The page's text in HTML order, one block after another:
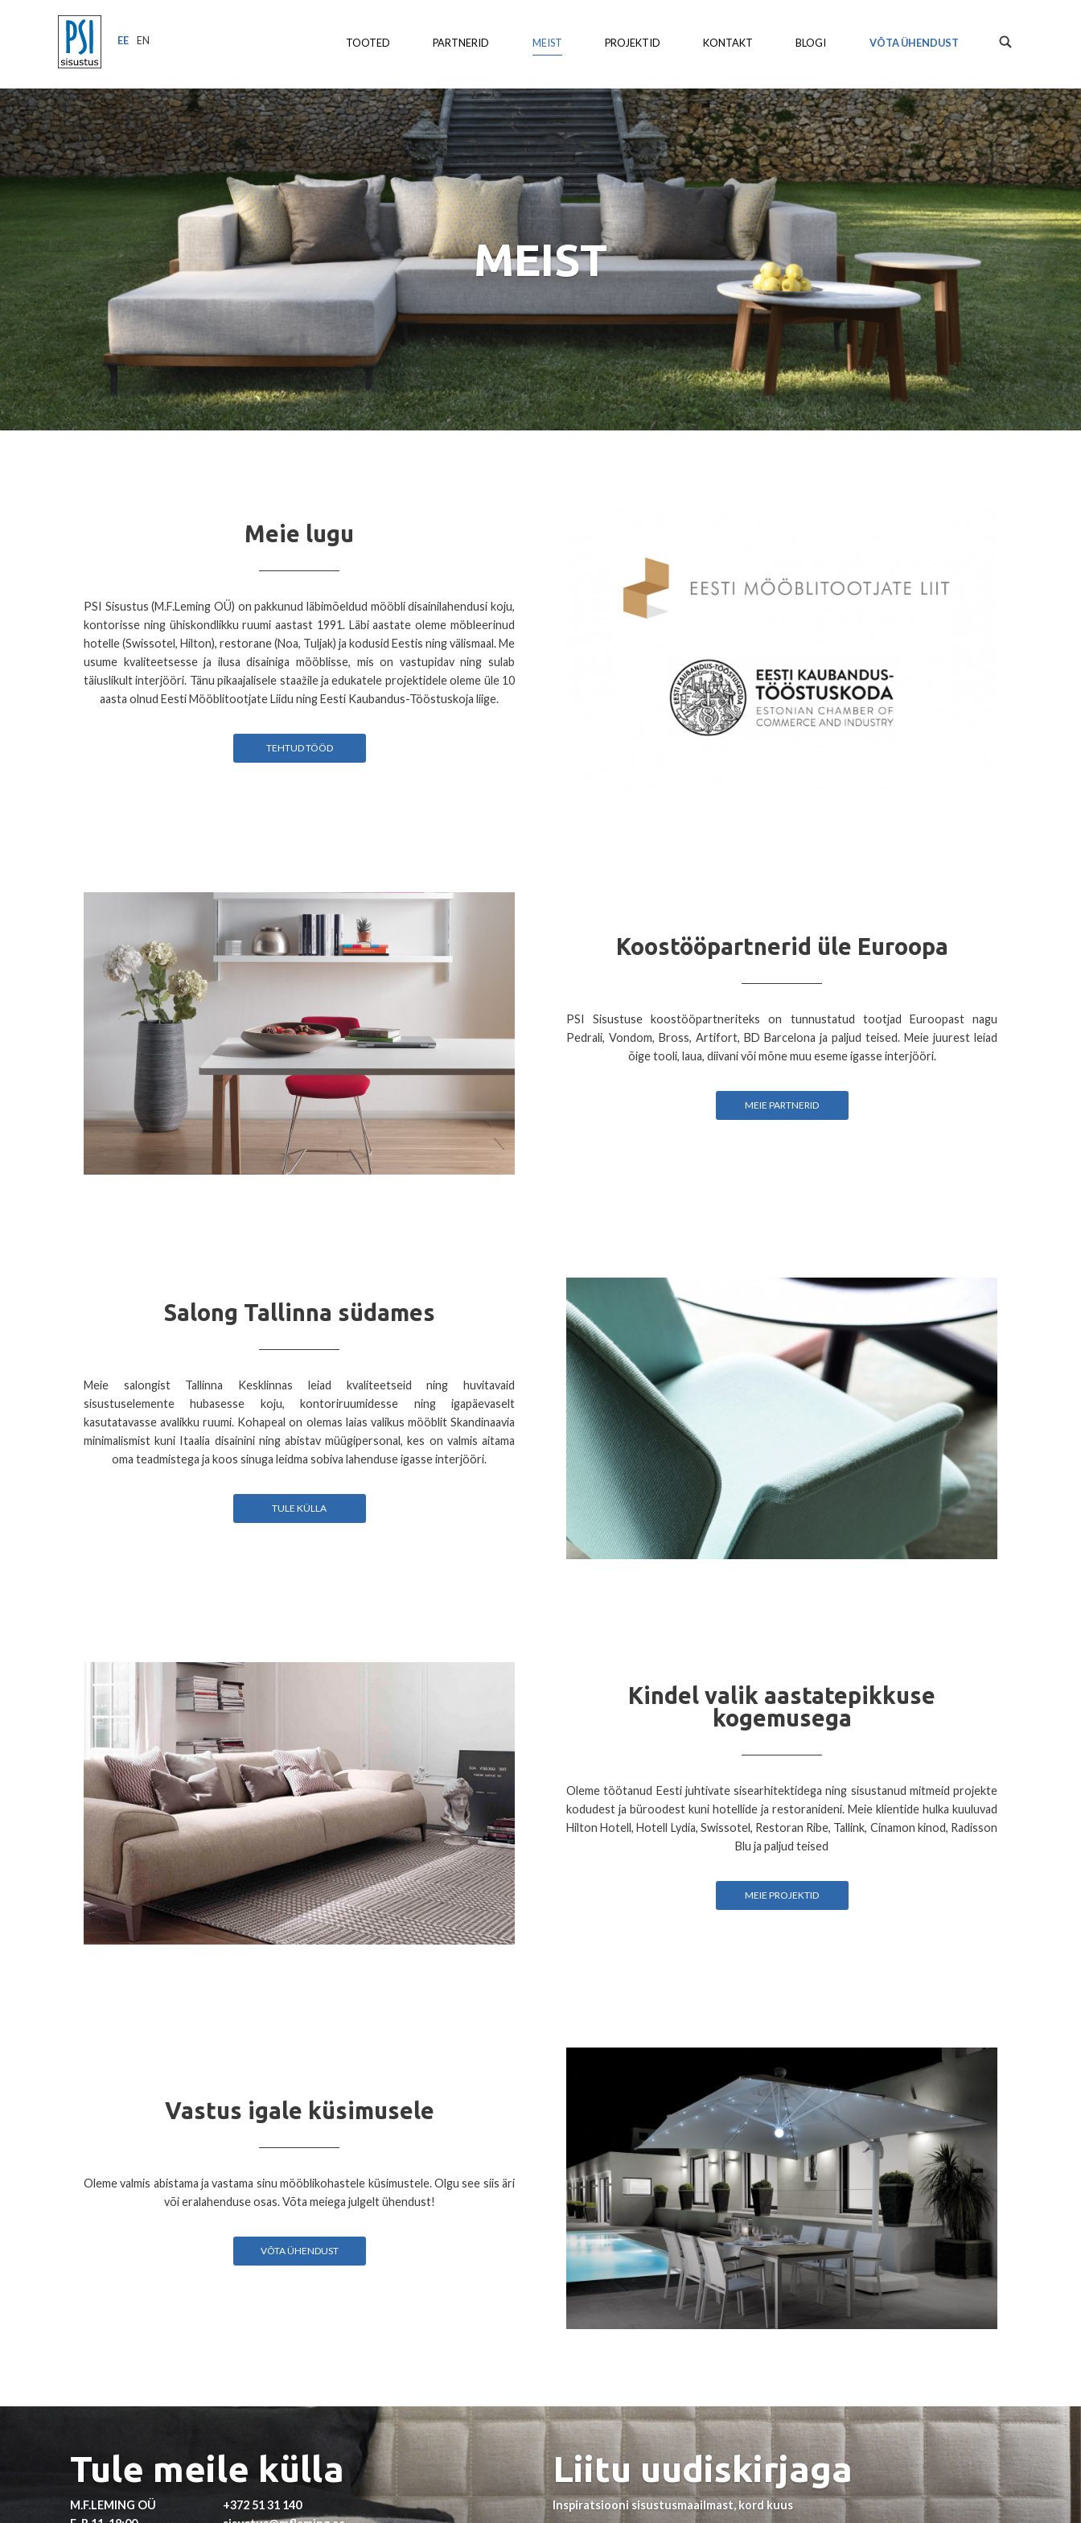
EE EN TOOTED PARTNERID MEIST PROJEKTID KONTAKT BLOGI VÕTA ÜHENDUST
MEIST
Meie lugu
PSI Sisustus (M.F.Leming OÜ) on pakkunud läbimõeldud mööbli disainilahendusi koju,
kontorisse ning ühiskondlikku ruumi aastast 1991. Läbi aastate oleme möbleerinud
hotelle (Swissotel, Hilton), restorane (Noa, Tuljak) ja kodusid Eestis ning välismaal. Me
usume kvaliteetsesse ja ilusa disainiga mööblisse, mis on vastupidav ning sulab
täiuslikult interjööri. Tänu pikaajalisele staažile ja edukatele projektidele oleme üle 10
aasta olnud Eesti Mööblitootjate Liidu ning Eesti Kaubandus-Tööstuskoja liige.
TEHTUD TÖÖD
Koostööpartnerid üle Euroopa
PSI Sisustuse koostööpartneriteks on tunnustatud tootjad Euroopast nagu
Pedrali, Vondom, Bross, Artifort, BD Barcelona ja paljud teised. Meie juurest leiad
õige tooli, laua, diivani või mõne muu eseme igasse interjööri.
MEIE PARTNERID
Salong Tallinna südames
Meie salongist Tallinna Kesklinnas leiad kvaliteetseid ning huvitavaid
sisustuselemente hubasesse koju, kontoriruumidesse ning igapäevaselt
kasutatavasse avalikku ruumi. Kohapeal on olemas laias valikus mööblit Skandinaavia
minimalismist kuni Itaalia disainini ning abistav müügipersonal, kes on valmis aitama
oma teadmistega ja koos sinuga leidma sobiva lahenduse igasse interjööri.
TULE KÜLLA
Kindel valik aastatepikkuse
kogemusega
Oleme töötanud Eesti juhtivate sisearhitektidega ning sisustanud mitmeid projekte
kodudest ja büroodest kuni hotellide ja restoranideni. Meie klientide hulka kuuluvad
Hilton Hotell, Hotell Lydia, Swissotel, Restoran Ribe, Tallink, Cinamon kinod, Radisson
Blu ja paljud teised
MEIE PROJEKTID
Vastus igale küsimusele
Oleme valmis abistama ja vastama sinu mööblikohastele küsimustele. Olgu see siis äri
või eralahenduse osas. Võta meiega julgelt ühendust!
VÕTA ÜHENDUST
Tule meile külla
M.F.LEMING OÜ
+372 51 31 140
Liitu uudiskirjaga
Inspiratsiooni sisustusmaailmast, kord kuus